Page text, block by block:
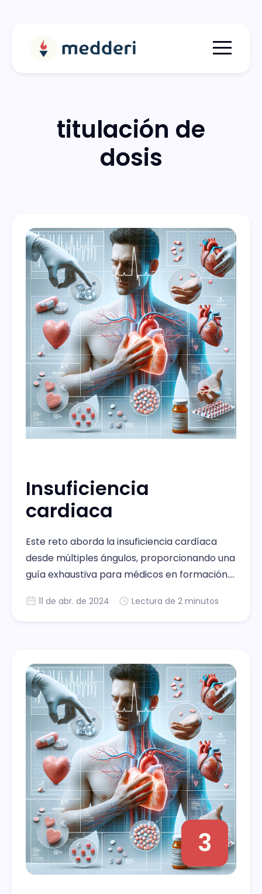
Menu
titulación de
dosis
Insuficiencia
cardiaca
Este reto aborda la insuficiencia cardíaca
desde múltiples ángulos, proporcionando una
guía exhaustiva para médicos en formación.
el manejo de la descompensación aguda
vasoactivas, la cuádruple terapia y ajustes
según características
11 de abr. de 2024 Lectura de 2 minutos
3